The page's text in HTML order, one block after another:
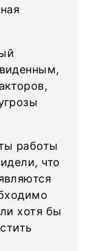
работы
что
хотя бы